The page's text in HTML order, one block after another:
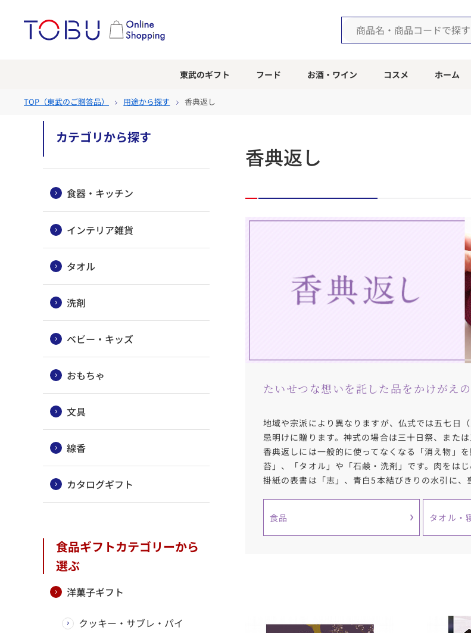
東武のギフト フード お酒・ワイン コスメ ホーム
TOP（東武のご贈答品） 用途から探す 香典返し
カテゴリから探す
食器・キッチン
インテリア雑貨
タオル
洗剤
ベビー・キッズ
おもちゃ
文具
線香
カタログギフト
食品ギフトカテゴリーから
選ぶ
洋菓子ギフト
クッキー・サブレ・パイ
香典返し
たいせつな想いを託した品をかけがえ
地域や宗派により異なりますが、仏式では五七日
忌明けに贈ります。神式の場合は三十日祭、または
香典返しには一般的に使ってなくなる「消え物」
苔」、「タオル」や「石鹸・洗剤」です。肉をは
掛紙の表書は「志」、青白5本結びきりの水引に、
食品 タオル・